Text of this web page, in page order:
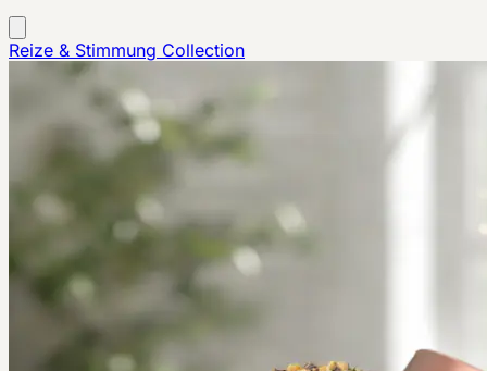
Reize & Stimmung Collection